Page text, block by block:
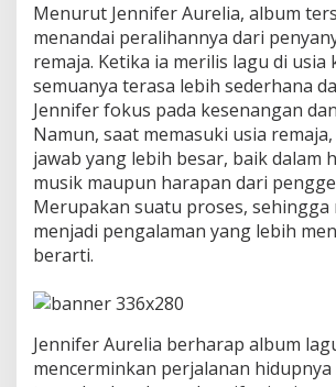
o
n
e
i
a
D
a
n
M
a
n
r
i
n
Menurut Jennifer Aurelia, album
menandai peralihannya dari
remaja. Ketika ia merilis lagu di usia
semuanya terasa lebih sederhana
Jennifer fokus pada kesenangan
Namun, saat memasuki usia
jawab yang lebih besar, baik dalam
musik maupun harapan dari
Merupakan suatu proses, sehingga
menjadi pengalaman yang lebih
berarti.
Jennifer Aurelia berharap album
mencerminkan perjalanan